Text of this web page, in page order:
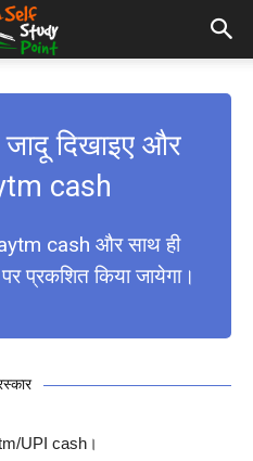
दिखाइए और
cash
cash और साथ ही
प्रकशित किया जायेगा।
UPI cash।